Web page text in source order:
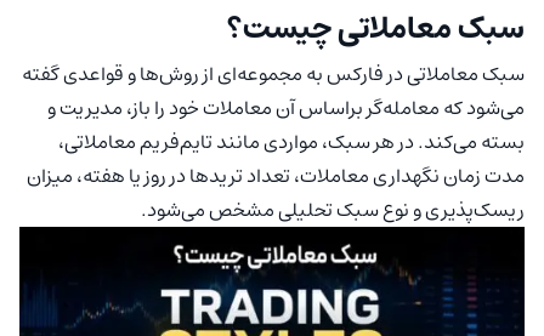
سبک معاملاتی چیست؟
سبک معاملاتی در فارکس به مجموعه‌ای از روش‌ها و قواعدی گفته
می‌شود که معامله‌گر براساس آن معاملات خود را باز، مدیریت و
بسته می‌کند. در هر سبک، مواردی مانند تایم‌فریم معاملاتی،
مدت زمان نگهداری معاملات، تعداد تریدها در روز یا هفته، میزان
ریسک‌پذیری و نوع سبک تحلیلی مشخص می‌شود.